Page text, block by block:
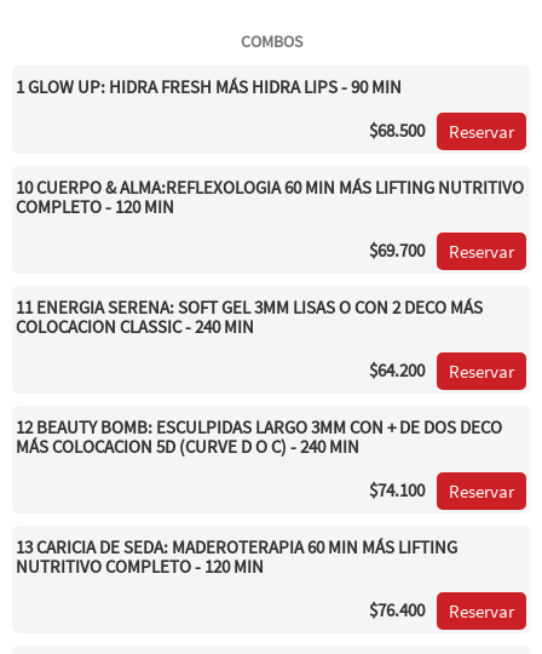
COMBOS
1 GLOW UP: HIDRA FRESH MÁS HIDRA LIPS - 90 MIN
$68.500
Reservar
10 CUERPO & ALMA:REFLEXOLOGIA 60 MIN MÁS LIFTING NUTRITIVO
COMPLETO - 120 MIN
$69.700
Reservar
11 ENERGIA SERENA: SOFT GEL 3MM LISAS O CON 2 DECO MÁS
COLOCACION CLASSIC - 240 MIN
$64.200
Reservar
12 BEAUTY BOMB: ESCULPIDAS LARGO 3MM CON + DE DOS DECO
MÁS COLOCACION 5D (CURVE D O C) - 240 MIN
$74.100
Reservar
13 CARICIA DE SEDA: MADEROTERAPIA 60 MIN MÁS LIFTING
NUTRITIVO COMPLETO - 120 MIN
$76.400
Reservar